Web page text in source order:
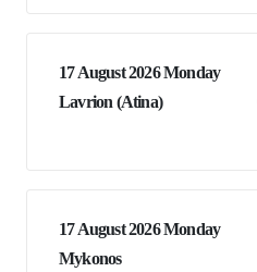
17 August 2026 Monday
Lavrion (Atina)
17 August 2026 Monday
Mykonos